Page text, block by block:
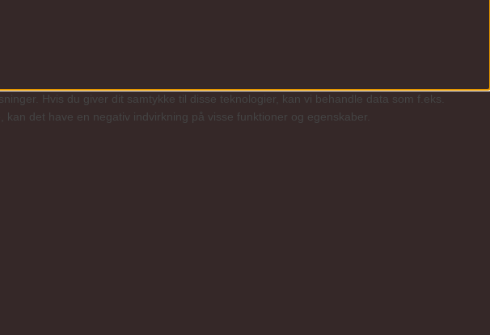
Hvis du giver dit samtykke til disse teknologier, kan vi behandle data som f.eks.
det have en negativ indvirkning på visse funktioner og egenskaber.